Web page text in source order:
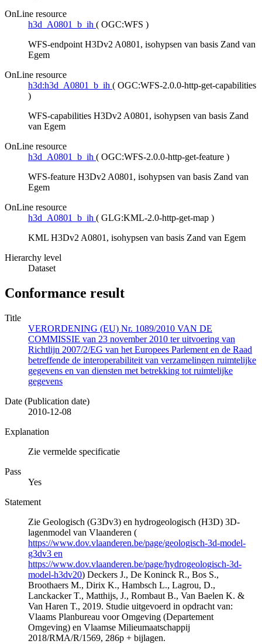
OnLine resource
h3d_A0801_b_ih ( OGC:WFS )
WFS-endpoint H3Dv2 A0801, isohypsen van basis Zand van
Egem
OnLine resource
h3d:h3d_A0801_b_ih ( OGC:WFS-2.0.0-http-get-capabilities
)
WFS-capabilities H3Dv2 A0801, isohypsen van basis Zand
van Egem
OnLine resource
h3d_A0801_b_ih ( OGC:WFS-2.0.0-http-get-feature )
WFS-feature H3Dv2 A0801, isohypsen van basis Zand van
Egem
OnLine resource
h3d_A0801_b_ih ( GLG:KML-2.0-http-get-map )
KML H3Dv2 A0801, isohypsen van basis Zand van Egem
Hierarchy level
Dataset
Conformance result
Title
VERORDENING (EU) Nr. 1089/2010 VAN DE
COMMISSIE van 23 november 2010 ter uitvoering van
Richtlijn 2007/2/EG van het Europees Parlement en de Raad
betreffende de interoperabiliteit van verzamelingen ruimtelijke
gegevens en van diensten met betrekking tot ruimtelijke
gegevens
Date (Publication date)
2010-12-08
Explanation
Zie vermelde specificatie
Pass
Yes
Statement
Zie Geologisch (G3Dv3) en hydrogeologisch (H3D) 3D-
lagenmodel van Vlaanderen (
https://www.dov.vlaanderen.be/page/geologisch-3d-model-
g3dv3 en
https://www.dov.vlaanderen.be/page/hydrogeologisch-3d-
model-h3dv20) Deckers J., De Koninck R., Bos S.,
Broothaers M., Dirix K., Hambsch L., Lagrou, D.,
Lanckacker T., Matthijs, J., Rombaut B., Van Baelen K. &
Van Haren T., 2019. Studie uitgevoerd in opdracht van:
Vlaams Planbureau voor Omgeving (Departement
Omgeving) en Vlaamse Milieumaatschappij
2018/RMA/R/1569, 286p + bijlagen.